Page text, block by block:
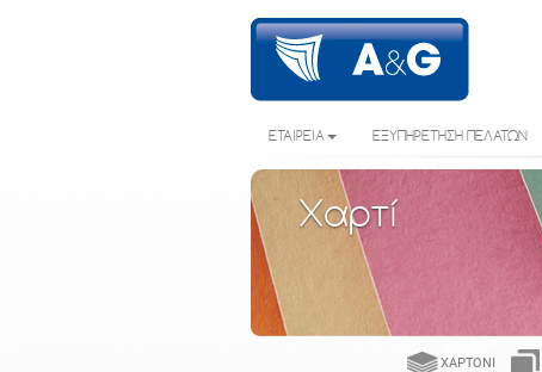
ΕΤΑΙΡΕΙΑ ΕΞΥΠΗΡΕΤΗΣΗ ΠΕΛΑΤΩΝ
Χαρτί
ΧΑΡΤΌΝΙ